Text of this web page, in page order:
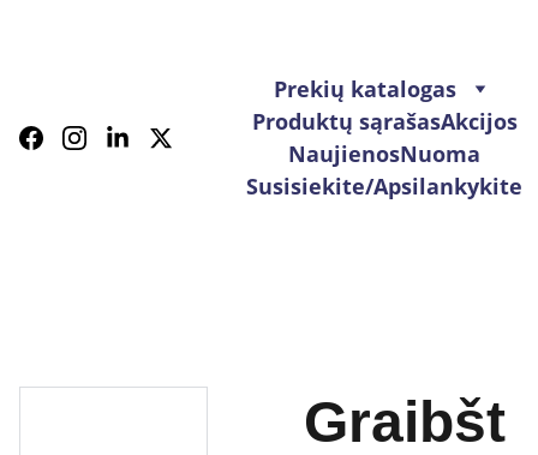
Prekių katalogas
Produktų sąrašasAkcijos
NaujienosNuoma
Susisiekite/Apsilankykite
Graibšt